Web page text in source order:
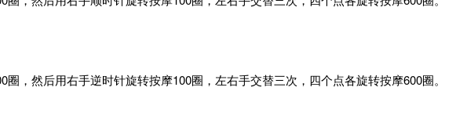
，然后用右手逆时针旋转按摩100圈，左右手交替三次，四个点各旋转按摩600圈。